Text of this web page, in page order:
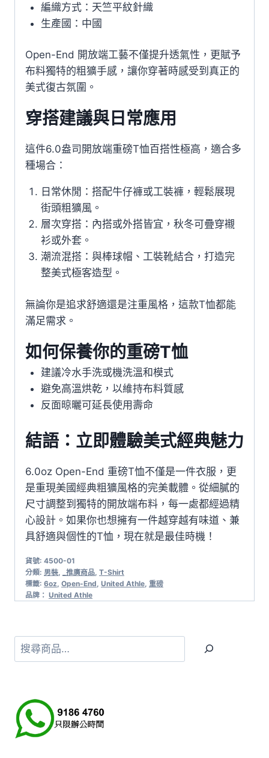
編織方式：天竺平紋針織
生產國：中國
Open-End 開放端工藝不僅提升透氣性，更賦予
布料獨特的粗獷手感，讓你穿著時感受到真正的
美式復古氛圍。
穿搭建議與日常應用
這件6.0盎司開放端重磅T恤百搭性極高，適合多
種場合：
日常休閒：搭配牛仔褲或工裝褲，輕鬆展現
街頭粗獷風。
層次穿搭：內搭或外搭皆宜，秋冬可疊穿襯
衫或外套。
潮流混搭：與棒球帽、工裝靴結合，打造完
整美式極客造型。
無論你是追求舒適還是注重風格，這款T恤都能
滿足需求。
如何保養你的重磅T恤
建議冷水手洗或機洗溫和模式
避免高溫烘乾，以維持布料質感
反面晾曬可延長使用壽命
結語：立即體驗美式經典魅力
6.0oz Open-End 重磅T恤不僅是一件衣服，更
是重現美國經典粗獷風格的完美載體。從細膩的
尺寸調整到獨特的開放端布料，每一處都經過精
心設計。如果你也想擁有一件越穿越有味道、兼
具舒適與個性的T恤，現在就是最佳時機！
貨號: 4500-01
分類: 男裝, _推廣商品, T-Shirt
標籤: 6oz, Open-End, United Athle, 重磅
品牌： United Athle
搜
尋